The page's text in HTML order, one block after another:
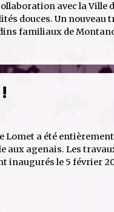
avec la Ville
douces. Un nouveau
familiaux de
Lomet a été
aux agenais. Les
inaugurés le 5 février